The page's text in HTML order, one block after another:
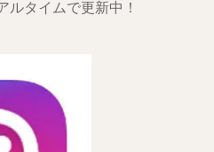
ルタイムで更新中！